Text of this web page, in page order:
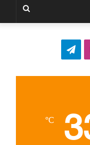
ق
ت
ر
℃